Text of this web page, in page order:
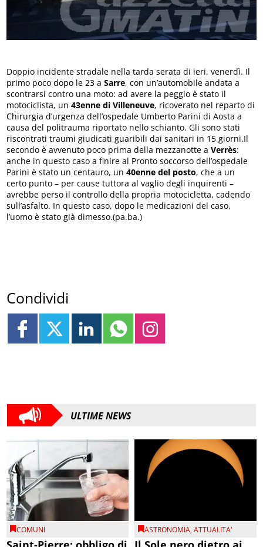
Doppio incidente stradale nella tarda serata di ieri, venerdì. Il
primo poco dopo le 23 aSarre, con un’automobile andata a
scontrarsi contro una moto: ad avere la peggio è stato il
motociclista, un43enne di Villeneuve, ricoverato nel reparto di
Chirurgia d’urgenza dell’ospedale Umberto Parini di Aosta a
causa del politrauma riportato nello schianto. Gli sono stati
riscontrati traumi giudicati guaribili dai sanitari in 15 giorni.Il
secondo è avvenuto poco prima della mezzanotte a Verrès:
anche in questo caso a finire al Pronto soccorso dell’ospedale
Parini è stato un centauro, un40enne del posto, che a un
certo punto – per cause tuttora al vaglio degli inquirenti –
avrebbe perso il controllo della propria motocicletta, cadendo
sull’asfalto. In questo caso, dopo le medicazioni del caso,
l’uomo è stato già dimesso.(pa.ba.)
Condividi
ULTIME NEWS
COMUNI ASTRONOMIA,ATTUALITA'